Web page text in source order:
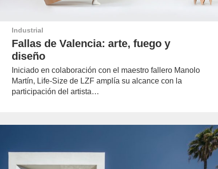
Industrial
Fallas de Valencia: arte, fuego y
diseño
Iniciado en colaboración con el maestro fallero Manolo
Martín, Life-Size de LZF amplía su alcance con la
participación del artista…